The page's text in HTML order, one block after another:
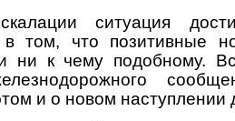
ситуация
том, что позитивные
ни к чему подобному.
и о новом наступлении